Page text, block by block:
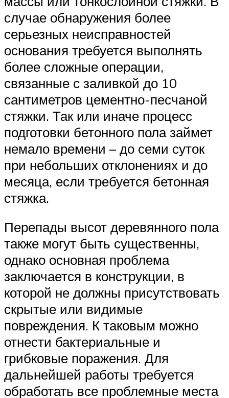
случае обнаружения более
серьезных неисправностей
основания требуется выполнять
более сложные операции,
связанные с заливкой до 10
сантиметров цементно-песчаной
стяжки. Так или иначе процесс
подготовки бетонного пола займет
немало времени – до семи суток
при небольших отклонениях и до
месяца, если требуется бетонная
стяжка.
Перепады высот деревянного пола
также могут быть существенны,
однако основная проблема
заключается в конструкции, в
которой не должны присутствовать
скрытые или видимые
повреждения. К таковым можно
отнести бактериальные и
грибковые поражения. Для
дальнейшей работы требуется
обработать все проблемные места